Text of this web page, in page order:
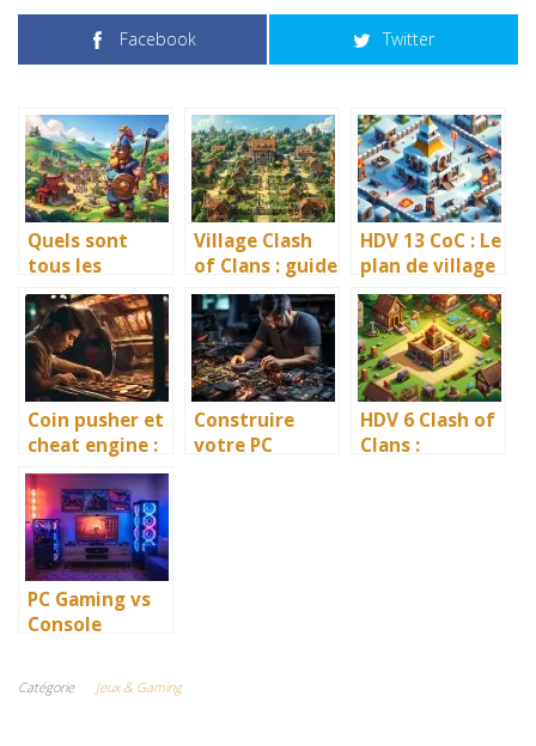
Facebook Twitter
Quels sont
tous les
niveaux et
villages dans
Coin Master?
Village Clash
of Clans : guide
complet pour
dominer sans
dépenser
HDV 13 CoC : Le
plan de village
qui décourage
les attaquants
?
Coin pusher et
cheat engine :
l’astuce qui
marche (ou
pas)
Construire
votre PC
HDV 6 Clash of
Clans :
PC Gaming vs
Console
meilleur pour
Catégorie Jeux & Gaming